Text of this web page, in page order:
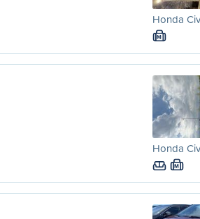
Honda
M
Honda
M